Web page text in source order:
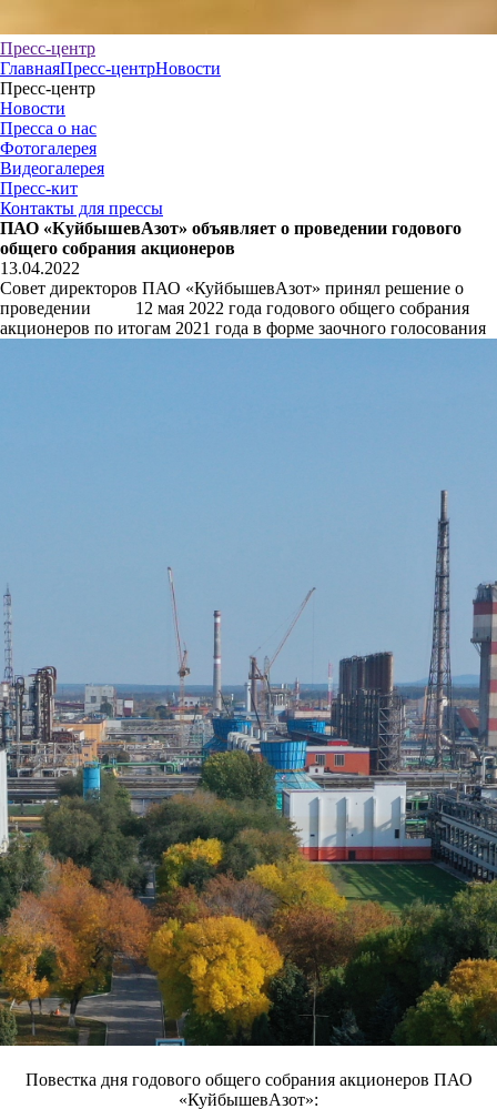
Пресс-центр
ГлавнаяПресс-центрНовости
Пресс-центр
Новости
Пресса о нас
Фотогалерея
Видеогалерея
Пресс-кит
Контакты для прессы
ПАО «КуйбышевАзот» объявляет о проведении годового
общего собрания акционеров
13.04.2022
Совет директоров ПАО «КуйбышевАзот» принял решение о
проведении 12 мая 2022 года годового общего собрания
акционеров по итогам 2021 года в форме заочного голосования
Повестка дня годового общего собрания акционеров ПАО
«КуйбышевАзот»: